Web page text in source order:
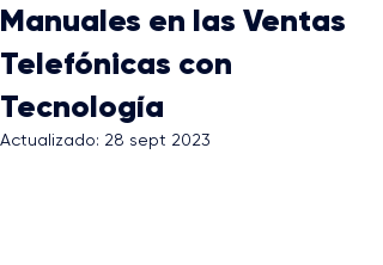
Manuales en las Ventas
Telefónicas con
Tecnología
Actualizado: 28 sept 2023